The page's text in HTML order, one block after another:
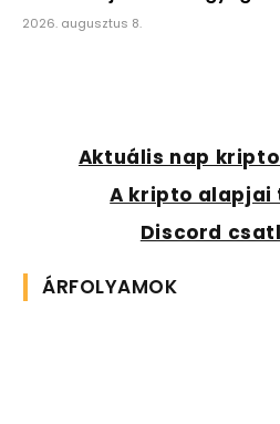
2026. augusztus 8.
Aktuális nap
A kripto alapjai
Discord
ÁRFOLYAMOK